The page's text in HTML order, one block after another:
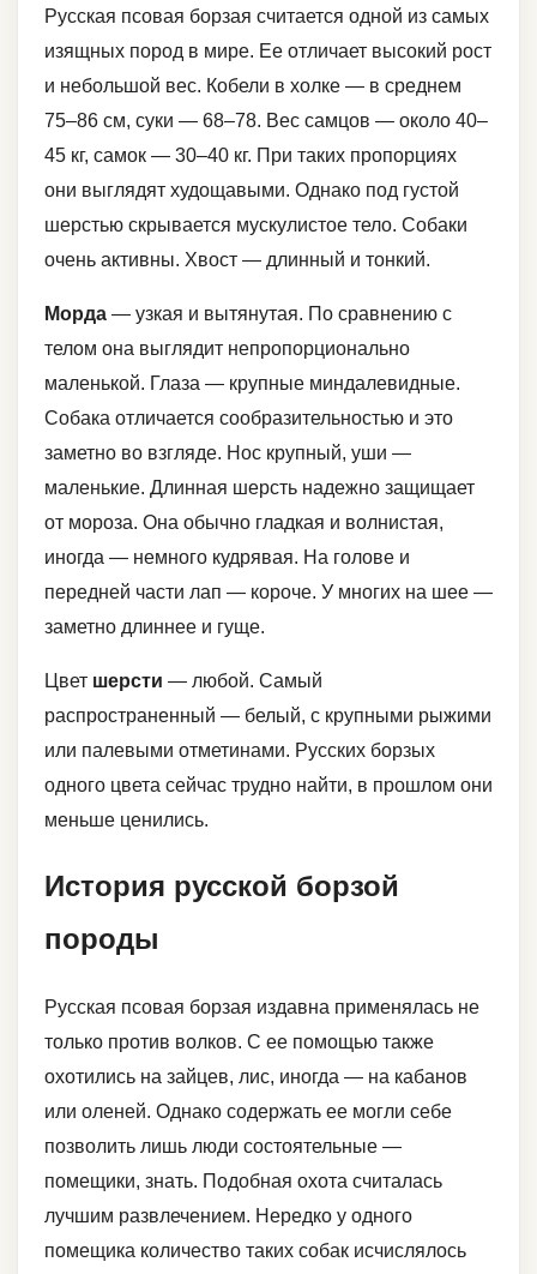
Русская псовая борзая считается одной из самых
изящных пород в мире. Ее отличает высокий рост
и небольшой вес. Кобели в холке — в среднем
75–86 см, суки — 68–78. Вес самцов — около 40–
45 кг, самок — 30–40 кг. При таких пропорциях
они выглядят худощавыми. Однако под густой
шерстью скрывается мускулистое тело. Собаки
очень активны. Хвост — длинный и тонкий.
Морда — узкая и вытянутая. По сравнению с
телом она выглядит непропорционально
маленькой. Глаза — крупные миндалевидные.
Собака отличается сообразительностью и это
заметно во взгляде. Нос крупный, уши —
маленькие. Длинная шерсть надежно защищает
от мороза. Она обычно гладкая и волнистая,
иногда — немного кудрявая. На голове и
передней части лап — короче. У многих на шее —
заметно длиннее и гуще.
Цвет шерсти — любой. Самый
распространенный — белый, с крупными рыжими
или палевыми отметинами. Русских борзых
одного цвета сейчас трудно найти, в прошлом они
меньше ценились.
История русской борзой
породы
Русская псовая борзая издавна применялась не
только против волков. С ее помощью также
охотились на зайцев, лис, иногда — на кабанов
или оленей. Однако содержать ее могли себе
позволить лишь люди состоятельные —
помещики, знать. Подобная охота считалась
лучшим развлечением. Нередко у одного
помещика количество таких собак исчислялось